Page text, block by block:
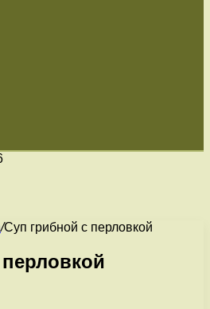
/Суп грибной с перловкой